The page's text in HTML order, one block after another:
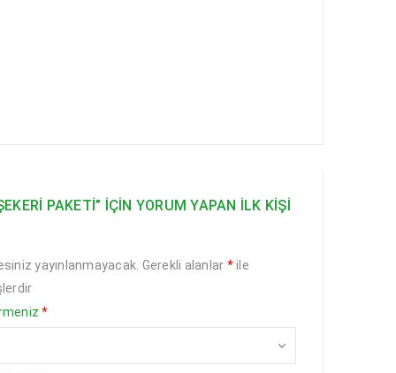
PAKETI” IÇIN YORUM YAPAN ILK KIŞI
yayınlanmayacak. Gerekli alanlar *ile
*